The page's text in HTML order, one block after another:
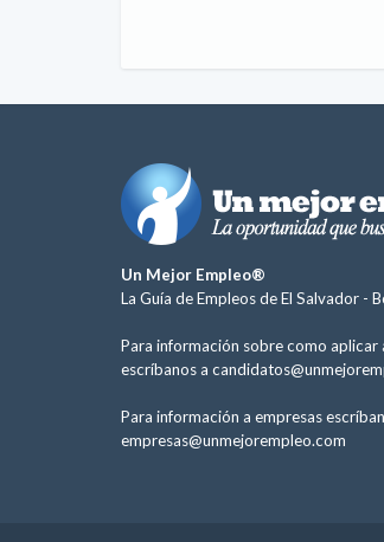
Un Mejor Empleo®
La Guía de Empleos de El Salvador -
Para información sobre como aplicar
escríbanos a
Para información a empresas
empresas@unmejorempleo.com